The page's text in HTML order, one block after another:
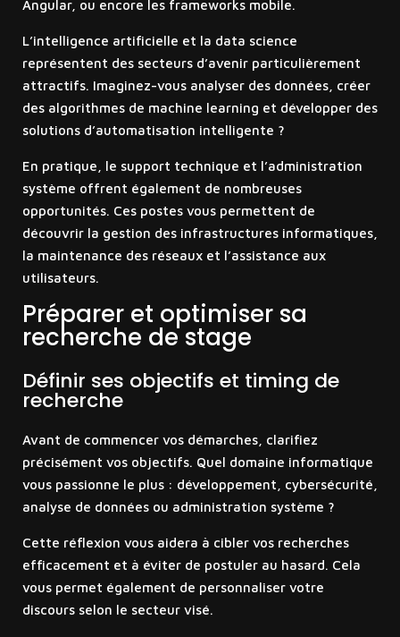
Angular, ou encore les frameworks mobile.
L’intelligence artificielle et la data science
représentent des secteurs d’avenir particulièrement
attractifs. Imaginez-vous analyser des données, créer
des algorithmes de machine learning et développer des
solutions d’automatisation intelligente ?
En pratique, le support technique et l’administration
système offrent également de nombreuses
opportunités. Ces postes vous permettent de
découvrir la gestion des infrastructures informatiques,
la maintenance des réseaux et l’assistance aux
utilisateurs.
Préparer et optimiser sa
recherche de stage
Définir ses objectifs et timing de
recherche
Avant de commencer vos démarches, clarifiez
précisément vos objectifs. Quel domaine informatique
vous passionne le plus : développement, cybersécurité,
analyse de données ou administration système ?
Cette réflexion vous aidera à cibler vos recherches
efficacement et à éviter de postuler au hasard. Cela
vous permet également de personnaliser votre
discours selon le secteur visé.